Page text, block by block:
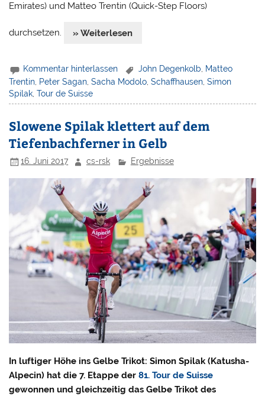
Emirates) und Matteo Trentin (Quick-Step Floors)
durchsetzen. » Weiterlesen
Kommentar hinterlassen John Degenkolb, Matteo
Trentin Peter Sagan ,Sacha Modolo ,Schaffhausen ,Simon
Spilak ,Tour de Suisse
Slowene Spilak klettert auf dem
Tiefenbachferner in Gelb
16. Juni 2017 cs-rsk Ergebnisse
In luftiger Höhe ins Gelbe Trikot: Simon Spilak (Katusha-
Alpecin) hat die 7. Etappe der81. Tour de Suisse
gewonnen und gleichzeitig das Gelbe Trikot des